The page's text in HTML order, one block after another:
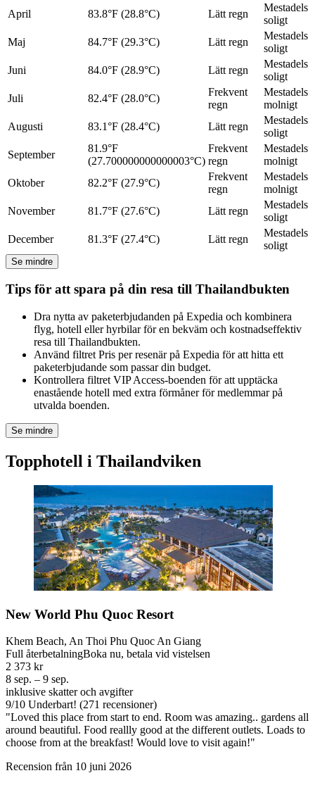
April
83.8°F (28.8°C) Lätt regn
Mestadels
soligt
Maj
84.7°F (29.3°C) Lätt regn
Mestadels
soligt
Juni
84.0°F (28.9°C) Lätt regn
Mestadels
soligt
Juli
82.4°F (28.0°C)
Frekvent
regn
Mestadels
molnigt
Augusti
83.1°F (28.4°C) Lätt regn
Mestadels
soligt
September
81.9°F
(27.700000000000003°C)
Frekvent
regn
Mestadels
molnigt
Oktober
82.2°F (27.9°C)
Frekvent
regn
Mestadels
molnigt
November
81.7°F (27.6°C) Lätt regn
Mestadels
soligt
December
81.3°F (27.4°C) Lätt regn
Mestadels
soligt
Se mindre
Tips för att spara på din resa till Thailandbukten
Dra nytta av paketerbjudanden på Expedia och kombinera
flyg, hotell eller hyrbilar för en bekväm och kostnadseffektiv
resa till Thailandbukten.
Använd filtret Pris per resenär på Expedia för att hitta ett
paketerbjudande som passar din budget.
Kontrollera filtret VIP Access-boenden för att upptäcka
enastående hotell med extra förmåner för medlemmar på
utvalda boenden.
Se mindre
Topphotell i Thailandviken
New World Phu Quoc Resort
Khem Beach, An Thoi Phu Quoc An Giang
Full återbetalningBoka nu, betala vid vistelsen
2 373 kr
8 sep. – 9 sep.
inklusive skatter och avgifter
9/10 Underbart! (271 recensioner)
"Loved this place from start to end. Room was amazing.. gardens all
around beautiful. Food reallly good at the different outlets. Loads to
choose from at the breakfast! Would love to visit again!"
Recension från 10 juni 2026